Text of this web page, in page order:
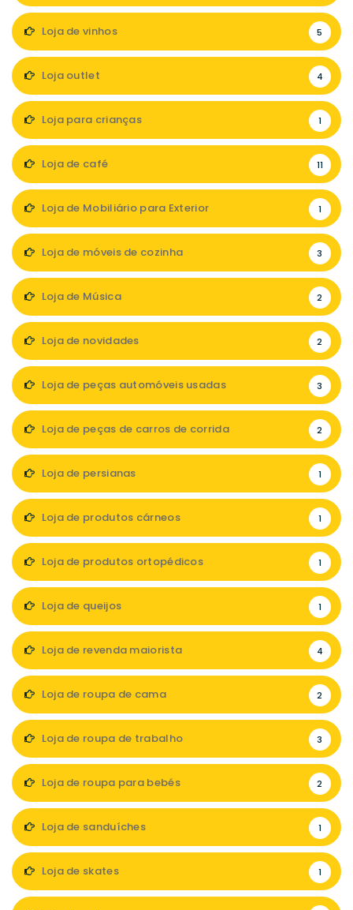
Loja de vinhos 5
Loja outlet 4
Loja para crianças 1
Loja de café 11
Loja de Mobiliário para Exterior 1
Loja de móveis de cozinha 3
Loja de Música 2
Loja de novidades 2
Loja de peças automóveis usadas 3
Loja de peças de carros de corrida 2
Loja de persianas 1
Loja de produtos cárneos 1
Loja de produtos ortopédicos 1
Loja de queijos 1
Loja de revenda maiorista 4
Loja de roupa de cama 2
Loja de roupa de trabalho 3
Loja de roupa para bebés 2
Loja de sanduíches 1
Loja de skates 1